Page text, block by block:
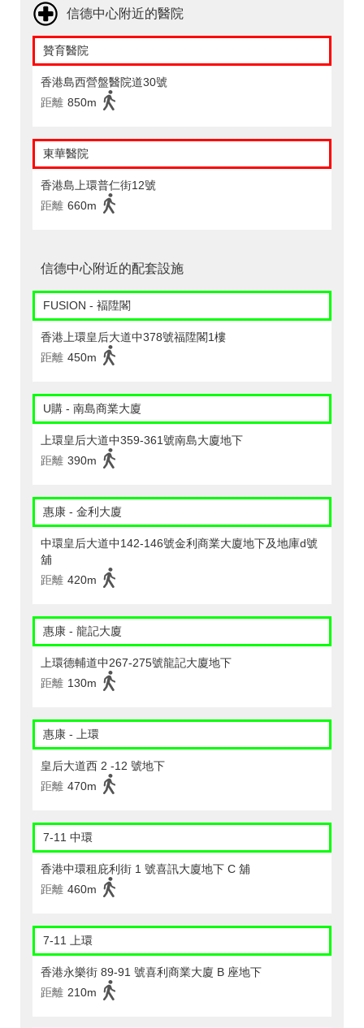
信德中心附近的醫院
贊育醫院
香港島西營盤醫院道30號
距離 850m
東華醫院
香港島上環普仁街12號
距離 660m
信德中心附近的配套設施
FUSION - 褔陞閣
香港上環皇后大道中378號福陞閣1樓
距離 450m
U購 - 南島商業大廈
上環皇后大道中359-361號南島大廈地下
距離 390m
惠康 - 金利大廈
中環皇后大道中142-146號金利商業大廈地下及地庫d號
舖
距離 420m
惠康 - 龍記大廈
上環德輔道中267-275號龍記大廈地下
距離 130m
惠康 - 上環
皇后大道西 2 -12 號地下
距離 470m
7-11 中環
香港中環租庇利街 1 號喜訊大廈地下 C 舖
距離 460m
7-11 上環
香港永樂街 89-91 號喜利商業大廈 B 座地下
距離 210m